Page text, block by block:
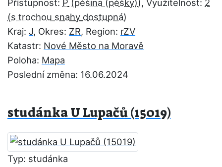
Přístupnost: P , Využitelnost: 2
Kraj: J, Okres: ZR, Region: rZV
Katastr: Nové Město na Moravě
Poloha: Mapa
Poslední změna: 16.06.2024
studánka U Lupačů (15019)
Typ: studánka